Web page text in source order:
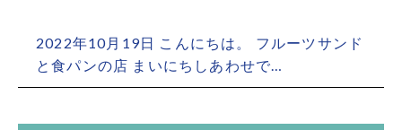
2022年10月19日 こんにちは。 フルーツサンド
と食パンの店 まいにちしあわせで…